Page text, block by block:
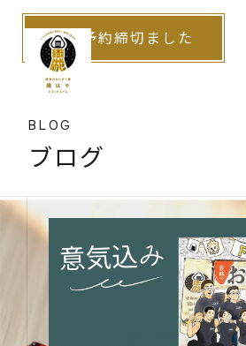
夢を結ぶおにぎり屋
予約締切ました
BLOG
ブログ